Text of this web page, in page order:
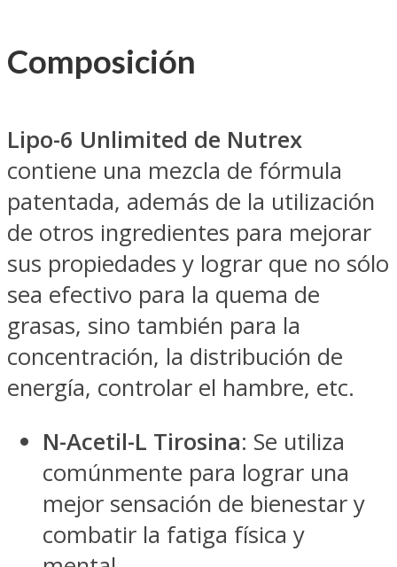
Composición
Lipo-6 Unlimited de Nutrex
contiene una mezcla de fórmula
patentada, además de la utilización
de otros ingredientes para mejorar
sus propiedades y lograr que no sólo
sea efectivo para la quema de
grasas, sino también para la
concentración, la distribución de
energía, controlar el hambre, etc.
N-Acetil-L Tirosina: Se utiliza
comúnmente para lograr una
mejor sensación de bienestar y
combatir la fatiga física y